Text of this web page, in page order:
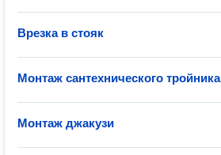
Врезка в стояк
Монтаж сантехнического тройника
Монтаж джакузи